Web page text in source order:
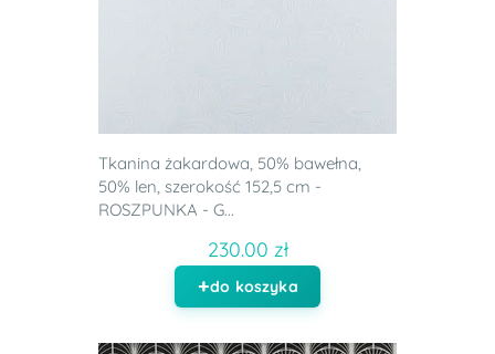
Tkanina żakardowa, 50% bawełna,
50% len, szerokość 152,5 cm -
ROSZPUNKA - G...
230.00 zł
do koszyka